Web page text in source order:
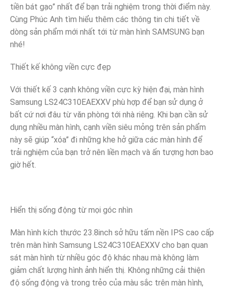
tiền bát gạo” nhất để bạn trải nghiệm trong thời điểm này.
Cùng Phúc Anh tìm hiểu thêm các thông tin chi tiết về
dòng sản phẩm mới nhất tới từ màn hình SAMSUNG bạn
nhé!
Thiết kế không viền cực đẹp
Với thiết kế 3 cạnh không viền cực kỳ hiện đại, màn hình
Samsung LS24C310EAEXXV phù hợp để bạn sử dụng ở
bất cứ nơi đâu từ văn phòng tới nhà riêng. Khi bạn cần sử
dụng nhiều màn hình, cạnh viền siêu mỏng trên sản phẩm
này sẽ giúp “xóa” đi những khe hở giữa các màn hình để
trải nghiệm của bạn trở nên liền mạch và ấn tượng hơn bao
giờ hết.
Hiển thị sống động từ mọi góc nhìn
Màn hình kích thước 23.8inch sở hữu tấm nền IPS cao cấp
trên màn hình Samsung LS24C310EAEXXV cho bạn quan
sát màn hình từ nhiều góc độ khác nhau mà không làm
giảm chất lượng hình ảnh hiển thị. Không những cải thiện
độ sống động và trong trẻo của màu sắc trên màn hình,